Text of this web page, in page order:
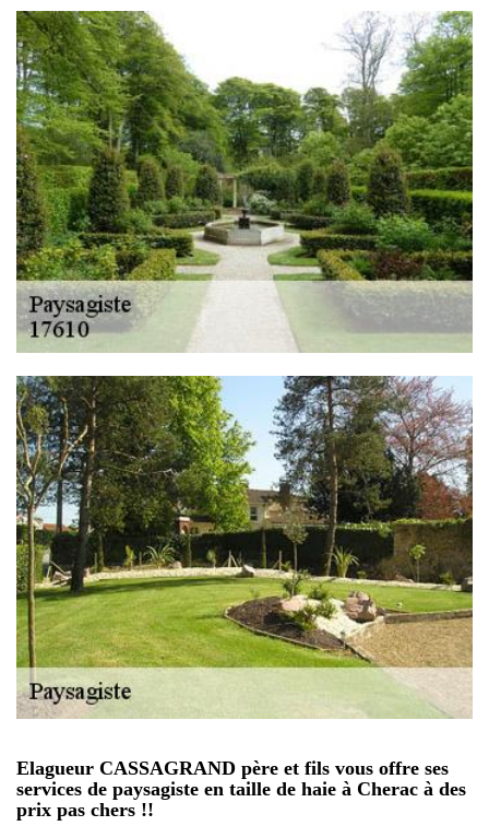
Elagueur CASSAGRAND père et fils vous offre ses
services de paysagiste en taille de haie à Cherac à des
prix pas chers !!